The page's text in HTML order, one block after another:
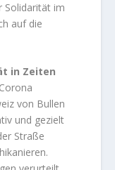
Solidarität im
auf die
in Zeiten
von Bullen
und gezielt
Straße